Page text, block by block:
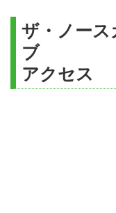
ザ・ノース
ブ
アクセス